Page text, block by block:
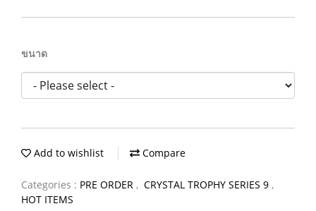
ขนาด
Add to wishlist Compare
Categories : PRE ORDER , CRYSTAL TROPHY SERIES 9 ,
HOT ITEMS